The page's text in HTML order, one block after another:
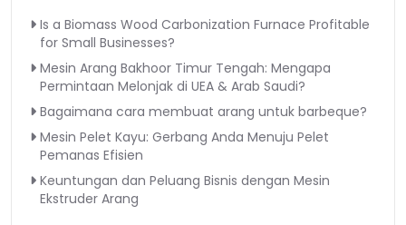
Is a Biomass Wood Carbonization Furnace Profitable
for Small Businesses?
Mesin Arang Bakhoor Timur Tengah: Mengapa
Permintaan Melonjak di UEA & Arab Saudi?
Bagaimana cara membuat arang untuk barbeque?
Mesin Pelet Kayu: Gerbang Anda Menuju Pelet
Pemanas Efisien
Keuntungan dan Peluang Bisnis dengan Mesin
Ekstruder Arang